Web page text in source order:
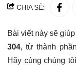
CHIA SẺ:
Bài viết này sẽ
304, từ thành
Hãy cùng chúng